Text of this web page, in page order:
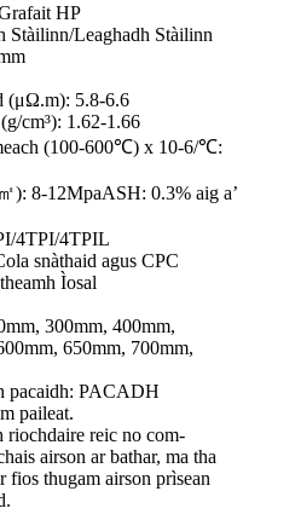
HP
Stàilinn/Leaghadh Stàilinn
(μΩ.m): 5.8-6.6
cm³): 1.62-1.66
(100-600℃) x 10-6/℃:
): 8-12MpaASH: 0.3% aig a’
4TPI/4TPIL
snàthaid agus CPC
Ìosal
300mm, 400mm,
650mm, 700mm,
pacaidh: PACADH
paileat.
riochdaire reic no com-
airson ar bathar, ma tha
fios thugam airson prìsean